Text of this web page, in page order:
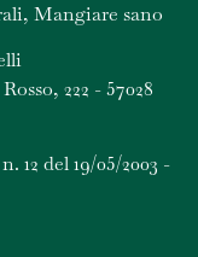
Mangiare sano
222 - 57028
del 19/05/2003 -